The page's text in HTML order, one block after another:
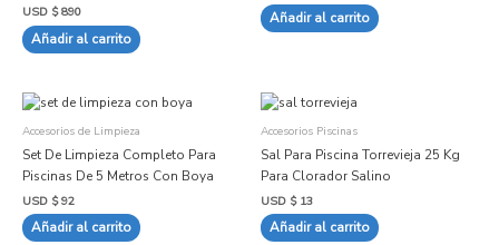
USD $890
Añadir al carrito
Añadir al carrito
Accesorios de Limpieza
Set De Limpieza Completo Para
Piscinas De 5 Metros Con Boya
USD $92
Añadir al carrito
Accesorios Piscinas
Sal Para Piscina Torrevieja 25 Kg
Para Clorador Salino
USD $13
Añadir al carrito